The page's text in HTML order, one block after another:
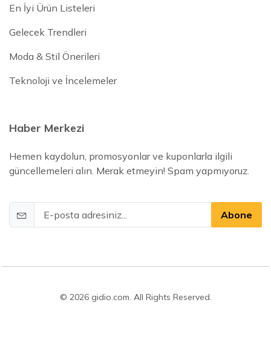
En İyi Ürün Listeleri
Gelecek Trendleri
Moda & Stil Önerileri
Teknoloji ve İncelemeler
Haber Merkezi
Hemen kaydolun, promosyonlar ve kuponlarla ilgili
güncellemeleri alın. Merak etmeyin! Spam yapmıyoruz.
Abone
© 2026 gidio.com. All Rights Reserved.